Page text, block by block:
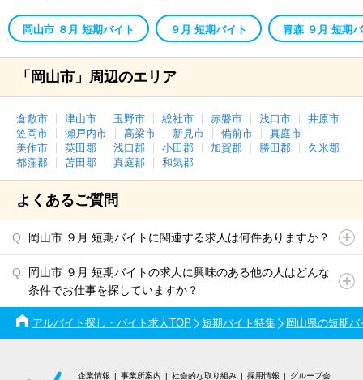
岡山市 ８月 短期バイト ９月 短期バイト 青森 ９月 短期
「岡山市」周辺のエリア
倉敷市 津山市 玉野市 総社市 赤磐市 浅口市
井原市
笠岡市
瀬戸内市 高梁市 新見市 備前市
真庭市
美作市
英田郡 浅口郡 小田郡 加賀郡 勝田郡
久米郡
都窪郡
苫田郡 真庭郡 和気郡
よくあるご質問
岡山市 ９月 短期バイトに関連する求人は何件ありますか？
岡山市 ９月 短期バイトの求人に興味のある他の人はどんな
条件でお仕事を探していますか？
アルバイト探し・バイト求人TOP 短期バイト特集 岡山県の短期バ
企業情報 事業所案内 社会的な取り組み 採用情報 グループ会